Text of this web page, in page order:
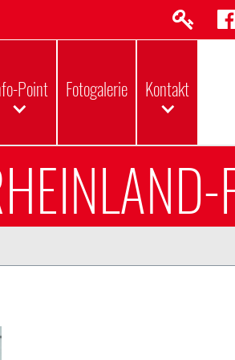
Point Fotogalerie Kontakt